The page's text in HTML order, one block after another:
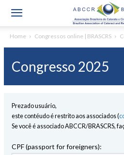
Home Congressos online | BRASCRS
Congresso 2025
Prezado usuário,
este contéudo é restrito aos associados (
Se você é associado ABCCR/BRASCRS,
CPF (passport for foreigners):